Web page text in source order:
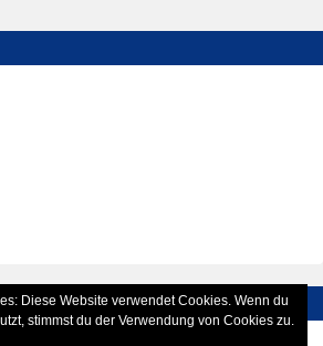
Diese Website verwendet Cookies. Wenn du
stimmst du der Verwendung von Cookies zu.